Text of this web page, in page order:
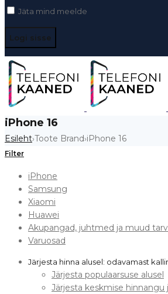
Jäta mind meelde
iPhone 16
Esileht›Toote Brand›iPhone 16
Filter
iPhone
Samsung
Xiaomi
Huawei
Akupangad, juhtmed ja muud
Varuosad
Järjesta hinna alusel: odavamast
Järjesta populaarsuse alusel
Järjesta keskmise hinnangu